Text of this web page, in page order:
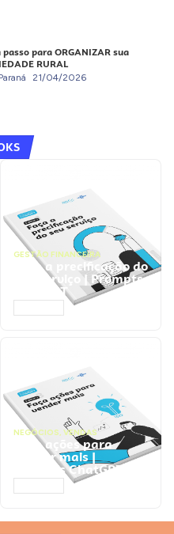
passo para ORGANIZAR sua
RURAL
21/04/2026
GESTÃO FINANCEIRA
Faça a precificação do
seu serviço | Prompts
ChatGPT
NEGÓCIOS, VENDAS
Faça ações para
vender mais |
Prompts ChatGPT